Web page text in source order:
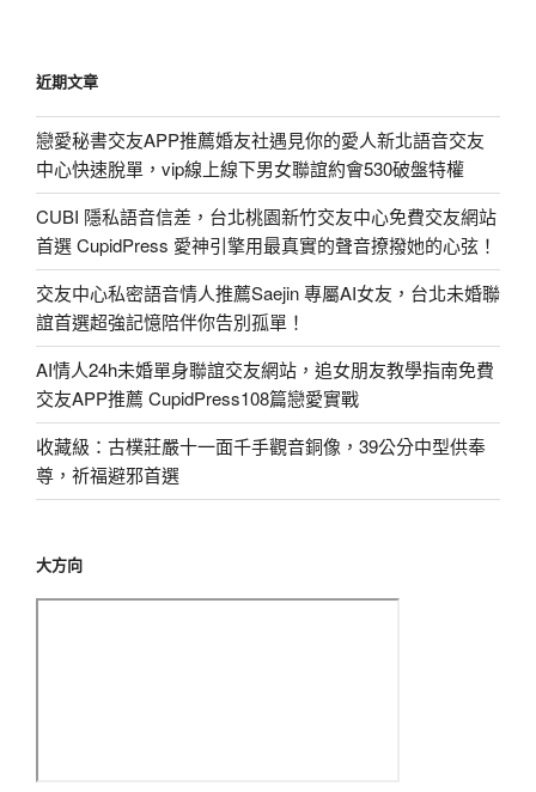
近期文章
戀愛秘書交友APP推薦婚友社遇見你的愛人新北語音交友
中心快速脫單，vip線上線下男女聯誼約會530破盤特權
CUBI 隱私語音信差，台北桃園新竹交友中心免費交友網站
首選 CupidPress 愛神引擎用最真實的聲音撩撥她的心弦！
交友中心私密語音情人推薦Saejin 專屬AI女友，台北未婚聯
誼首選超強記憶陪伴你告別孤單！
AI情人24h未婚單身聯誼交友網站，追女朋友教學指南免費
交友APP推薦 CupidPress108篇戀愛實戰
收藏級：古樸莊嚴十一面千手觀音銅像，39公分中型供奉
尊，祈福避邪首選
大方向